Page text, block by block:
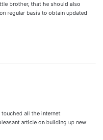
brother, that he should also
regular basis to obtain updated
all the internet
article on building up new